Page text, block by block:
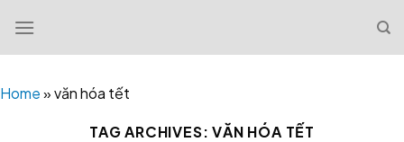
content
Home»văn hóa tết
TAG ARCHIVES:VĂN HÓA TẾT